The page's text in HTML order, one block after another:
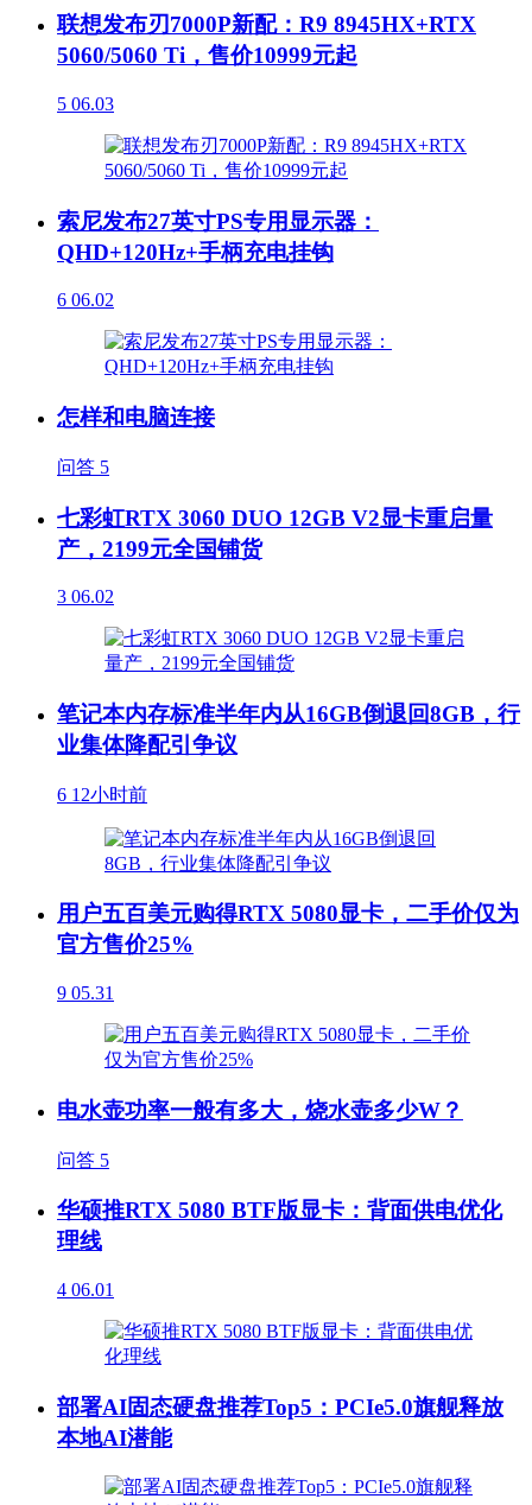
联想发布刃7000P新配：R9 8945HX+RTX
5060/5060 Ti，售价10999元起
5 06.03
索尼发布27英寸PS专用显示器：
QHD+120Hz+手柄充电挂钩
6 06.02
怎样和电脑连接
问答 5
七彩虹RTX 3060 DUO 12GB V2显卡重启量
产，2199元全国铺货
3 06.02
笔记本内存标准半年内从16GB倒退回8GB，行
业集体降配引争议
6 12小时前
用户五百美元购得RTX 5080显卡，二手价仅为
官方售价25%
9 05.31
电水壶功率一般有多大，烧水壶多少W？
问答 5
华硕推RTX 5080 BTF版显卡：背面供电优化
理线
4 06.01
部署AI固态硬盘推荐Top5：PCIe5.0旗舰释放
本地AI潜能